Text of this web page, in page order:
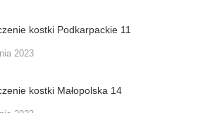
kostki Podkarpackie 11
2023
kostki Małopolska 14